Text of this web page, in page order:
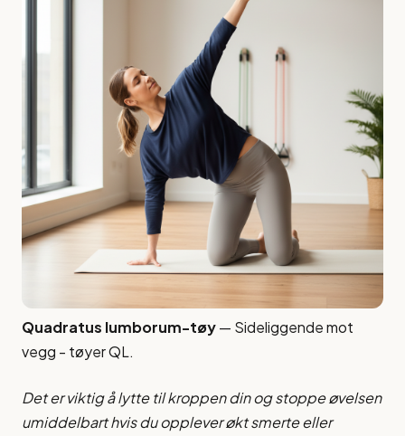
Quadratus lumborum-tøy— Sideliggende mot
vegg - tøyer QL.
Det er viktig å lytte til kroppen din og stoppe øvelsen
umiddelbart hvis du opplever økt smerte eller